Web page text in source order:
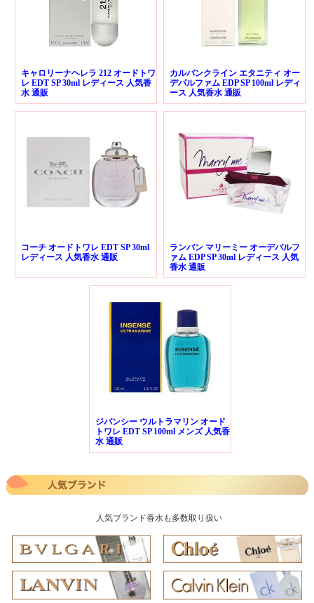
キャロリーナヘレラ 212 オードトワ
レ EDT SP 30ml レディース 人気香
水 通販
カルバンクライン エタニティ オー
デパルファム EDP SP 100ml レディ
ース 人気香水 通販
コーチ オードトワレ EDT SP 30ml
レディース 人気香水 通販
ランバン マリーミー オーデパルフ
ァム EDP SP 30ml レディース 人気
香水 通販
ジバンシー ウルトラマリン オード
トワレ EDT SP 100ml メンズ 人気香
水 通販
人気ブランド香水も多数取り扱い